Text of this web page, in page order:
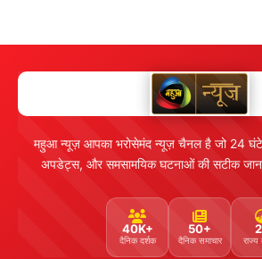
महुआ न्यूज़ आपका भरोसेमंद न्यूज़ चैनल है जो 24 घंटे
अपडेट्स, और समसामयिक घटनाओं की सटीक
40K+
दैनिक दर्शक
50+
दैनिक समाचार